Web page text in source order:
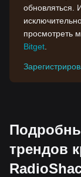
обновляться.
просмотреть
Bitget
трендов